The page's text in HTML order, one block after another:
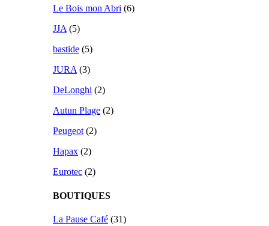
Le Bois mon Abri (6)
JJA(5)
bastide (5)
JURA(3)
DeLonghi (2)
Autun Plage (2)
Peugeot(2)
Hapax (2)
Eurotec (2)
BOUTIQUES
La Pause Café (31)